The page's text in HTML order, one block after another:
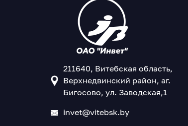
211640, Витебская область,
Верхнедвинский район, аг.
Бигосово, ул. Заводская,1
invet@vitebsk.by